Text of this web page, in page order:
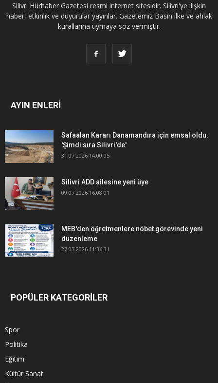
Silivri Hürhaber Gazetesi resmi internet sitesidir. Silivri'ye ilişkin
haber, etkinlik ve duyurular yayınlar. Gazetemiz Basın ilke ve ahlak
kurallarına uymaya söz vermiştir.
AYIN ENLERİ
Safaalan Kararı Danamandıra için emsal oldu:
'Şimdi sıra Silivri'de'
31.07.2026 14:00:05
Silivri ADD ailesine yeni üye
09.07.2026 16:08:01
MEB'den öğretmenlere nöbet görevinde yeni
düzenleme
27.07.2026 11:36:31
POPÜLER KATEGORİLER
Spor
Politika
Eğitim
Kültür Sanat